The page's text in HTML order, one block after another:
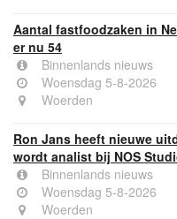
Aantal fastfoodzaken in
er nu 54
Binnenlands nieuws
Woensdag 5-8-2026
Woerden
Ron Jans heeft nieuwe
wordt analist bij NOS
Binnenlands nieuws
Woensdag 5-8-2026
Woerden